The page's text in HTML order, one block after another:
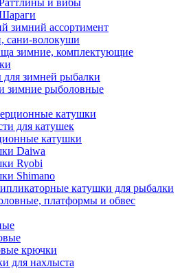
и вибы
зимний ассортимент
сани-волокуши
зимние, комплектующие
для зимней рыбалки
зимние рыболовные
катушки
для катушек
катушки
Daiwa
Ryobi
Shimano
катушки для рыбалки
платформы и обвес
крючки
для нахлыста